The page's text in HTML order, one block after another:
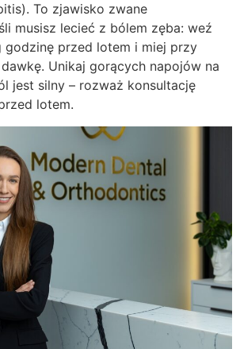
To zjawisko zwane
musisz lecieć z bólem zęba: weź
godzinę przed lotem i miej przy
Unikaj gorących napojów na
jest silny – rozważ konsultację
lotem.